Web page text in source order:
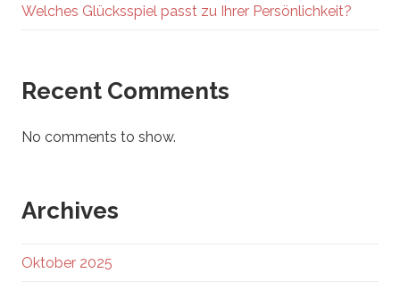
Welches Glücksspiel passt zu Ihrer Persönlichkeit?
Recent Comments
No comments to show.
Archives
Oktober 2025